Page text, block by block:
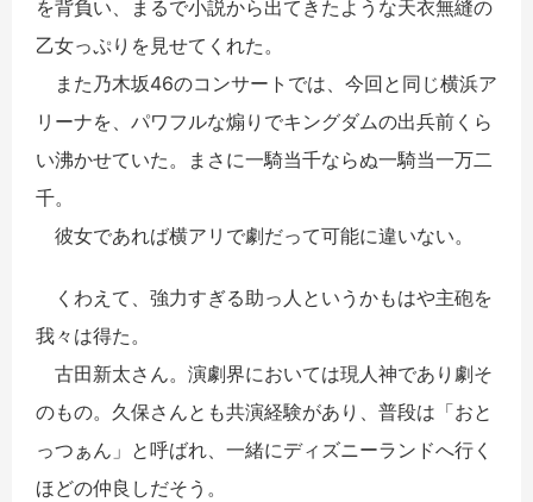
を背負い、まるで小説から出てきたような天衣無縫の
乙女っぷりを見せてくれた。
また乃木坂46のコンサートでは、今回と同じ横浜ア
リーナを、パワフルな煽りでキングダムの出兵前くら
い沸かせていた。まさに一騎当千ならぬ一騎当一万二
千。
彼女であれば横アリで劇だって可能に違いない。
くわえて、強力すぎる助っ人というかもはや主砲を
我々は得た。
古田新太さん。演劇界においては現人神であり劇そ
のもの。久保さんとも共演経験があり、普段は「おと
っつぁん」と呼ばれ、一緒にディズニーランドへ行く
ほどの仲良しだそう。